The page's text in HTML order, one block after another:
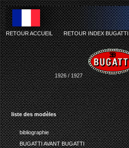
liste des modèles
bibliographie
BUGATTI AVANT BUGATTI
RETOUR ACCUEIL-RETOUR INDEX BUGATTI
1926 / 1927